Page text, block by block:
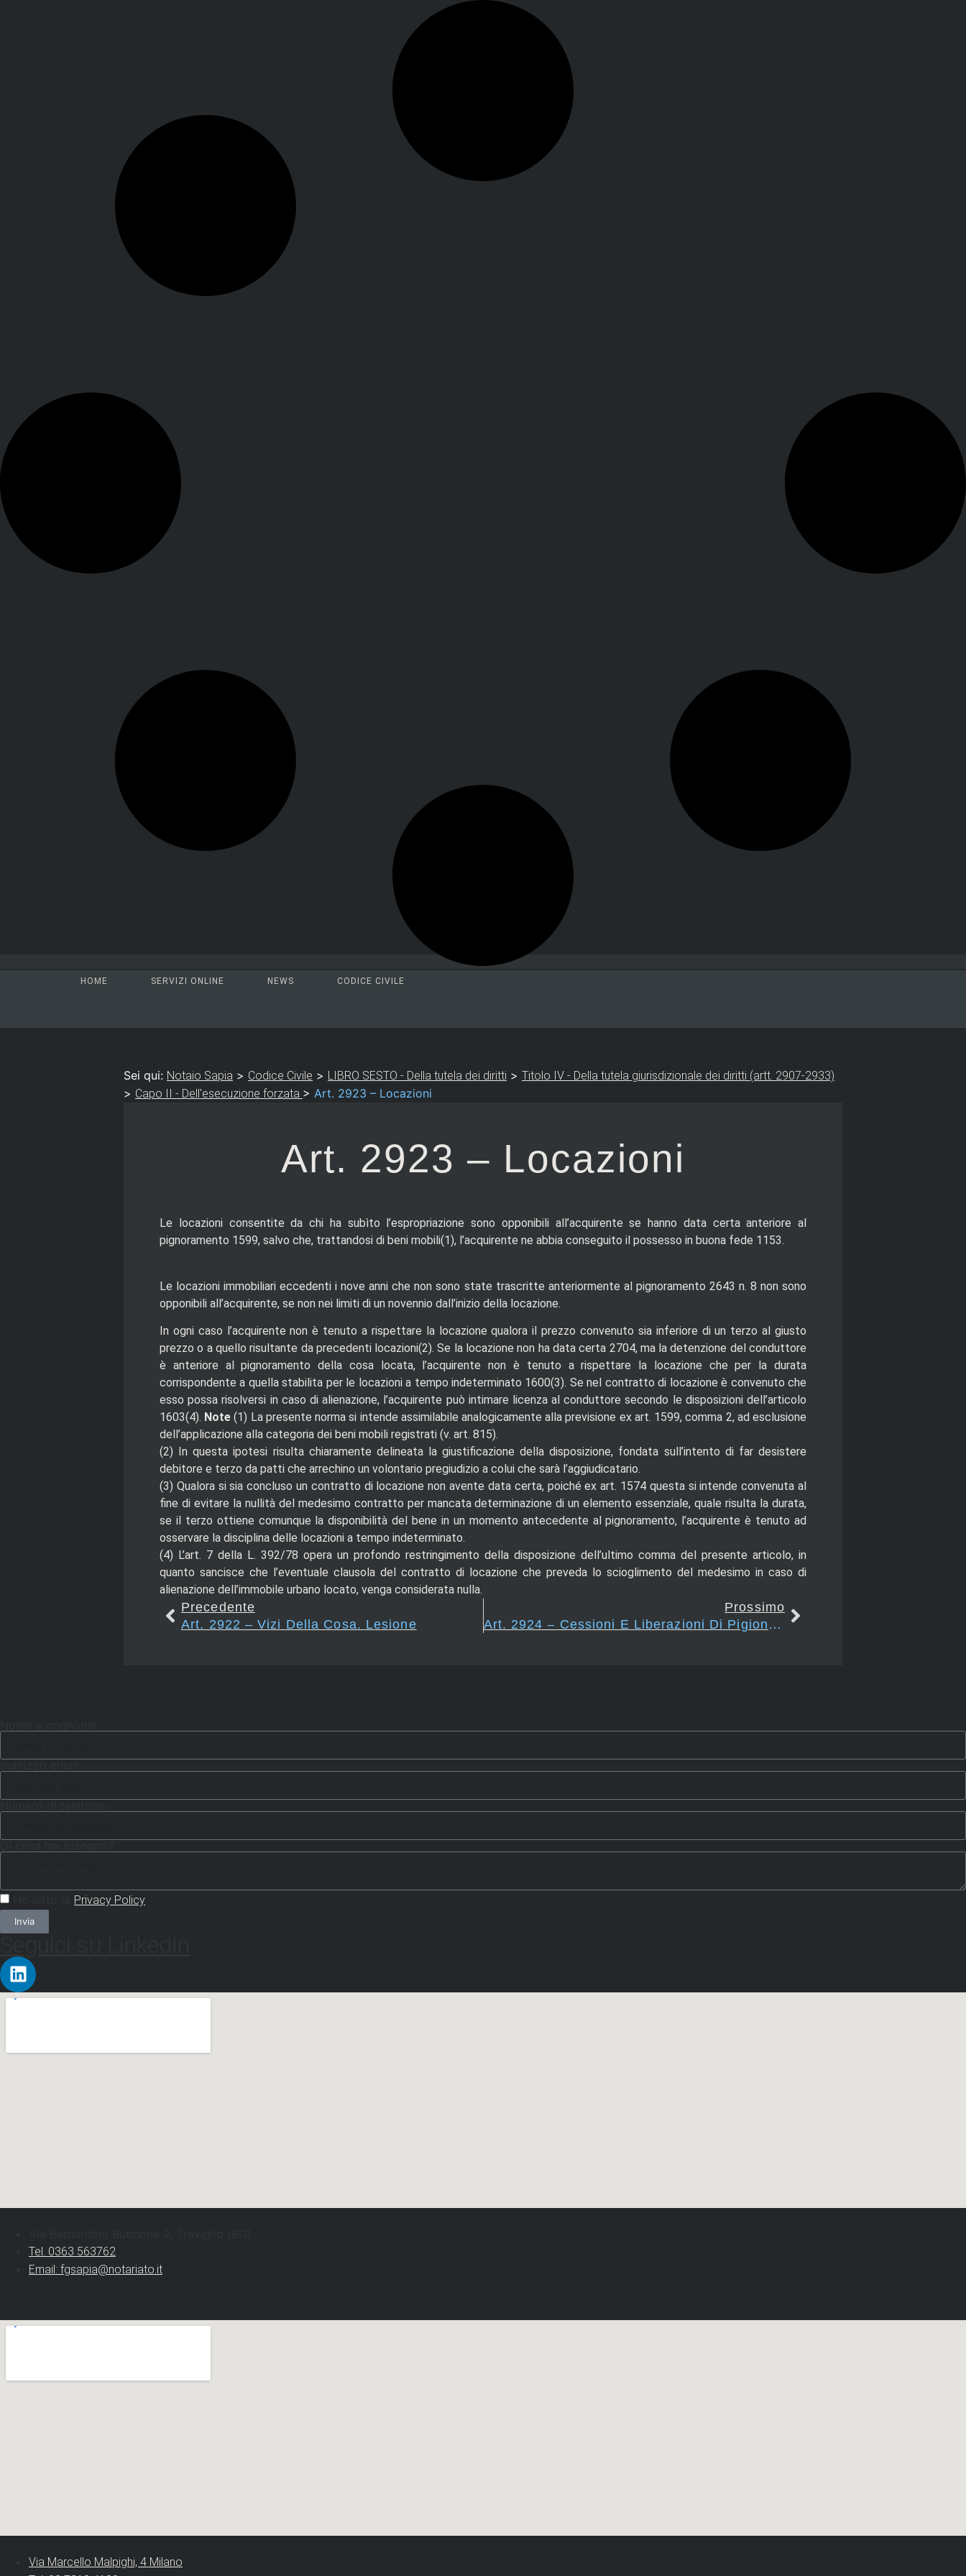
HOME SERVIZI ONLINE NEWS CODICE CIVILE
Sei qui: Notaio Sapia > Codice Civile > LIBRO SESTO - Della tutela dei diritti > Titolo IV - Della tutela giurisdizionale dei diritti (artt. 2907-2933)
> Capo II - Dell'esecuzione forzata > Art. 2923 – Locazioni
Art. 2923 – Locazioni
Le locazioni consentite da chi ha subìto l’espropriazione sono opponibili all’acquirente se hanno data certa anteriore al
pignoramento 1599, salvo che, trattandosi di beni mobili(1), l’acquirente ne abbia conseguito il possesso in buona fede 1153.
Le locazioni immobiliari eccedenti i nove anni che non sono state trascritte anteriormente al pignoramento 2643 n. 8 non sono
opponibili all’acquirente, se non nei limiti di un novennio dall’inizio della locazione.
In ogni caso l’acquirente non è tenuto a rispettare la locazione qualora il prezzo convenuto sia inferiore di un terzo al giusto
prezzo o a quello risultante da precedenti locazioni(2). Se la locazione non ha data certa 2704, ma la detenzione del conduttore
è anteriore al pignoramento della cosa locata, l’acquirente non è tenuto a rispettare la locazione che per la durata
corrispondente a quella stabilita per le locazioni a tempo indeterminato 1600(3). Se nel contratto di locazione è convenuto che
esso possa risolversi in caso di alienazione, l’acquirente può intimare licenza al conduttore secondo le disposizioni dell’articolo
1603(4). Note (1) La presente norma si intende assimilabile analogicamente alla previsione ex art. 1599, comma 2, ad esclusione
dell’applicazione alla categoria dei beni mobili registrati (v. art. 815).
(2)
In questa ipotesi risulta chiaramente delineata la giustificazione della disposizione, fondata sull’intento di far desistere
debitore e terzo da patti che arrechino un volontario pregiudizio a colui che sarà l’aggiudicatario.
(3) Qualora si sia concluso un contratto di locazione non avente data certa, poiché ex art. 1574 questa si intende convenuta al
fine di evitare la nullità del medesimo contratto per mancata determinazione di un elemento essenziale, quale risulta la durata,
se il terzo ottiene comunque la disponibilità del bene in un momento antecedente al pignoramento, l’acquirente è tenuto ad
osservare la disciplina delle locazioni a tempo indeterminato.
(4) L’art. 7 della L. 392/78 opera un profondo restringimento della disposizione dell’ultimo comma del presente articolo, in
quanto sancisce che l’eventuale clausola del contratto di locazione che preveda lo scioglimento del medesimo in caso di
alienazione dell’immobile urbano locato, venga considerata nulla.
Precedente
Art. 2922 – Vizi Della Cosa. Lesione
Prossimo
Art. 2924 – Cessioni E Liberazioni Di Pigioni E Di Fitti
Privacy Policy
Invia
Tel. 0363 563762
Email: fgsapia@notariato.it
Via Marcello Malpighi, 4 Milano